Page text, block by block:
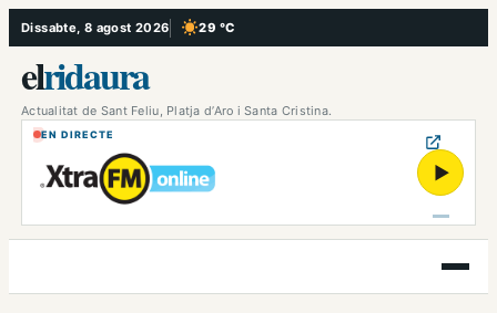
Vés
al
contingut
Dissabte, 8 agost 2026 29 °C
, Cel serè
elridaura
Actualitat de Sant Feliu, Platja d’Aro i Santa Cristina.
EN DIRECTE
▶
Obre
el